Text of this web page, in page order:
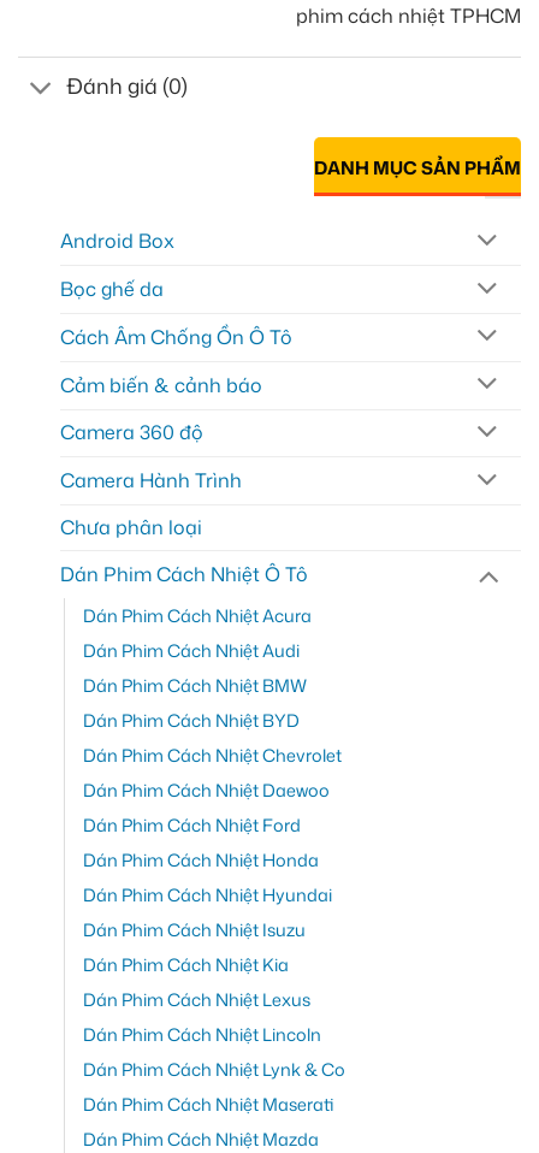
phim cách nhiệt TPHCM
Đánh giá (0)
DANH MỤC SẢN PHẨM
Android Box
Bọc ghế da
Cách Âm Chống Ồn Ô Tô
Cảm biến & cảnh báo
Camera 360 độ
Camera Hành Trình
Chưa phân loại
Dán Phim Cách Nhiệt Ô Tô
Dán Phim Cách Nhiệt Acura
Dán Phim Cách Nhiệt Audi
Dán Phim Cách Nhiệt BMW
Dán Phim Cách Nhiệt BYD
Dán Phim Cách Nhiệt Chevrolet
Dán Phim Cách Nhiệt Daewoo
Dán Phim Cách Nhiệt Ford
Dán Phim Cách Nhiệt Honda
Dán Phim Cách Nhiệt Hyundai
Dán Phim Cách Nhiệt Isuzu
Dán Phim Cách Nhiệt Kia
Dán Phim Cách Nhiệt Lexus
Dán Phim Cách Nhiệt Lincoln
Dán Phim Cách Nhiệt Lynk & Co
Dán Phim Cách Nhiệt Maserati
Dán Phim Cách Nhiệt Mazda